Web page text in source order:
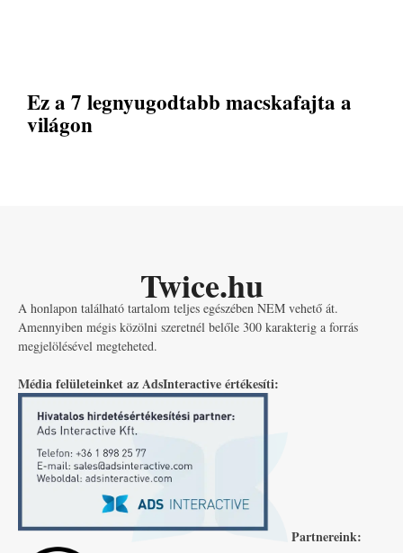
Ez a 7 legnyugodtabb macskafajta a
világon
Twice.hu
A honlapon található tartalom teljes egészében NEM vehető át.
Amennyiben mégis közölni szeretnél belőle 300 karakterig a forrás
megjelölésével megteheted.
Média felületeinket az AdsInteractive értékesíti:
Partnereink: